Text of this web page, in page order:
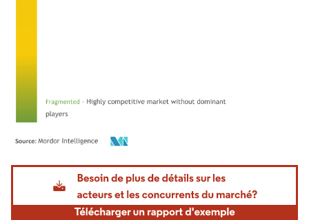
Image © Mordor Intelligence. La réutilisation nécessite une attribution sous CC BY